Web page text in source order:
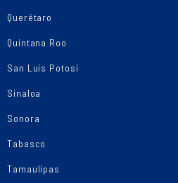
Querétaro
Quintana Roo
San Luis Potosí
Sinaloa
Sonora
Tabasco
Tamaulipas